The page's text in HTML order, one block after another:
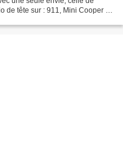
de tête sur : 911, Mini Cooper et